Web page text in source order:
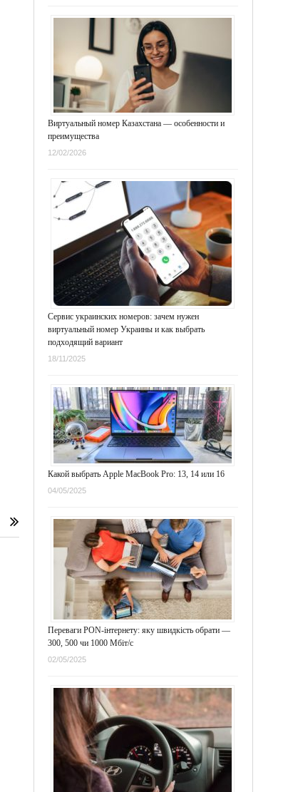
Виртуальный номер Казахстана — особенности и
преимущества
12/02/2026
Сервис украинских номеров: зачем нужен
виртуальный номер Украины и как выбрать
подходящий вариант
18/11/2025
Какой выбрать Apple MacBook Pro: 13, 14 или 16
04/05/2025
Переваги PON-інтернету: яку швидкість обрати —
300, 500 чи 1000 Мбіт/с
02/05/2025